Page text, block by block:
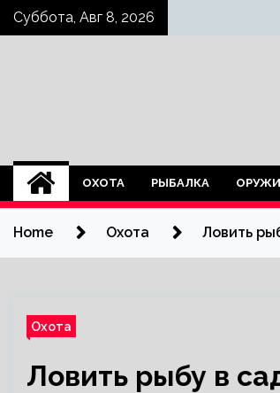
SkipСуббота, Авг 8, 2026
ОХОТА РЫБАЛКА
Home Охота Ловить
Охота
Ловить рыбу в